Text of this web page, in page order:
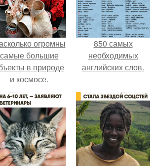
огромны
самые большие
в природе
и космосе.
850 самых
необходимых
английских слов.